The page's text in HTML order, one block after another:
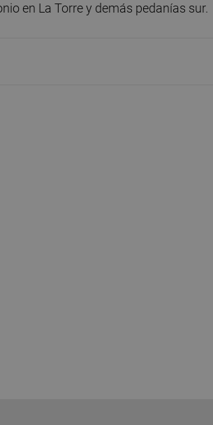
en La Torre y demás pedanías sur.